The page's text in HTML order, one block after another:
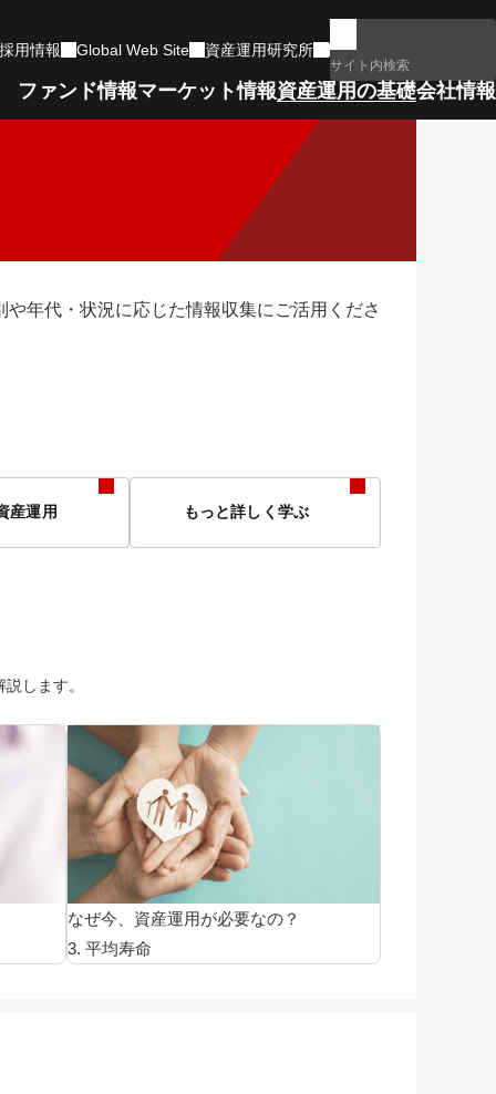
採用情報 Global Web Site 資産運用研究所
ファンド情報マーケット情報
リート指数
資産運用の基礎
ポートします
会社情報
運用体制
年代・状況に応じた情報収集にご活用くださ
産運用 もっと詳しく学ぶ
します。
なぜ今、資産運用が必要なの？
3. 平均寿命